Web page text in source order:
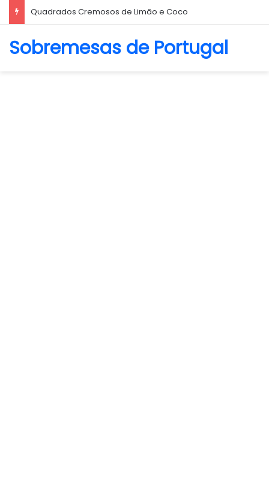
Quadrados Cremosos de Limão e Coco
Sobremesas de Portugal